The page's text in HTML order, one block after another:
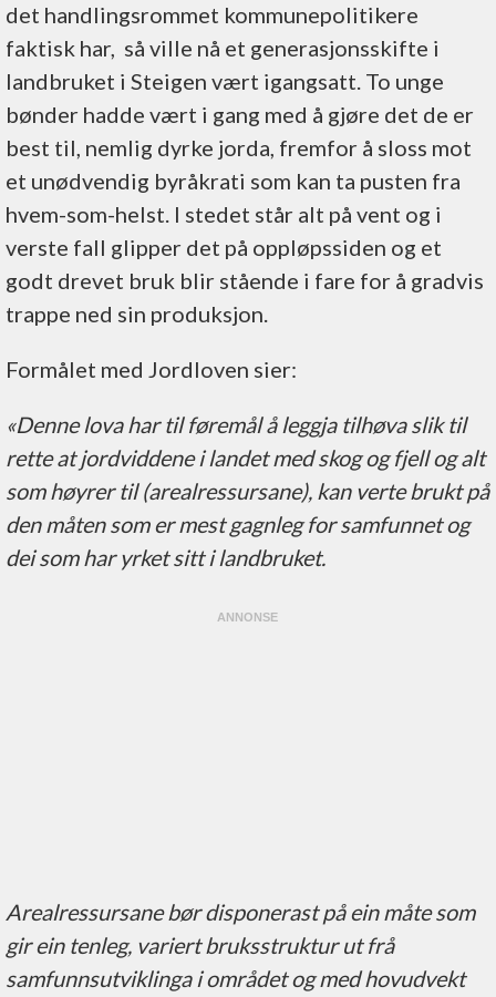
det handlingsrommet kommunepolitikere
faktisk har, så ville nå et generasjonsskifte i
landbruket i Steigen vært igangsatt. To unge
bønder hadde vært i gang med å gjøre det de er
best til, nemlig dyrke jorda, fremfor å sloss mot
et unødvendig byråkrati som kan ta pusten fra
hvem-som-helst. I stedet står alt på vent og i
verste fall glipper det på oppløpssiden og et
godt drevet bruk blir stående i fare for å gradvis
trappe ned sin produksjon.
Formålet med Jordloven sier:
«Denne lova har til føremål å leggja tilhøva slik til
rette at jordviddene i landet med skog og fjell og alt
som høyrer til (arealressursane), kan verte brukt på
den måten som er mest gagnleg for samfunnet og
dei som har yrket sitt i landbruket.
Arealressursane bør disponerast på ein måte som
gir ein tenleg, variert bruksstruktur ut frå
samfunnsutviklinga i området og med hovudvekt